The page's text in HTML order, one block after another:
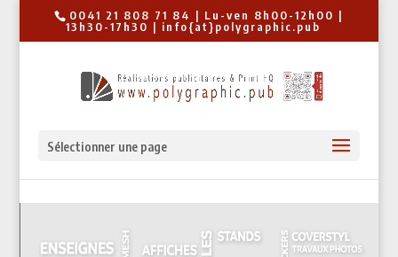
0041 21 808 71 84 | Lu-ven 8h00-12h00 |
13h30-17h30 | info{at}polygraphic.pub
Sélectionner une page